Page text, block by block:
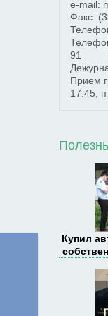
e-mail:
Факс:
91
Прием
17:45,
Купил